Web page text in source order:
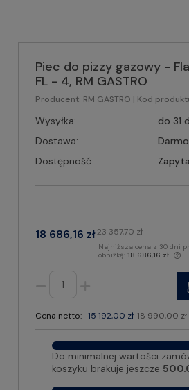
Piec do pizzy gazowy -
FL - 4, RM GASTRO
Producent: RM GASTRO | Kod
Wysyłka:
do 31
Dostawa:
Dostępność:
18 686,16 zł23 357,70 zł
Najniższa cena z 30 dni
obniżką: 18 686,16 zł
Cena netto: 15 192,00 zł 18 990,00 zł
Do minimalnej wartości
koszyku brakuje jeszcze